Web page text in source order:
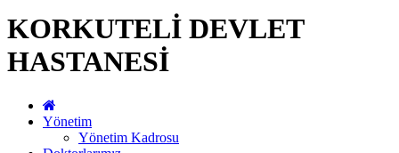
KORKUTELİ DEVLET
HASTANESİ
Yönetim
Yönetim Kadrosu